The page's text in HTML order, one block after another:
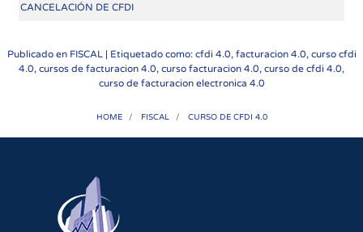
CANCELACIÓN DE CFDI
Publicado en FISCAL | Etiquetado como: cfdi 4.0, facturacion 4.0, curso cfdi
4.0, cursos de facturacion 4.0, curso facturacion 4.0, curso de cfdi 4.0,
curso de facturacion electronica 4.0
HOME FISCAL CURSO DE CFDI 4.0